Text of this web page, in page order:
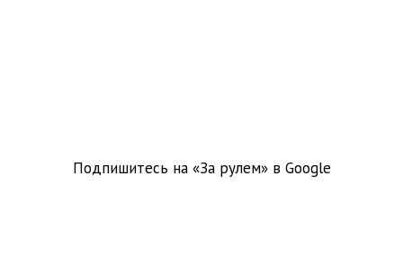
Подпишитесь на «За рулем» в Google